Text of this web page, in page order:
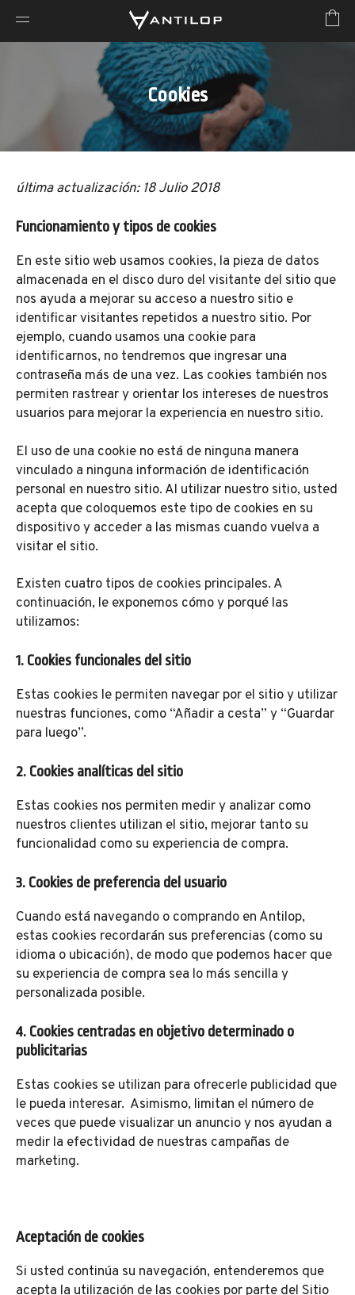
Cookies
última actualización: 18 Julio 2018
Funcionamiento y tipos de cookies
En este sitio web usamos cookies, la pieza de datos
almacenada en el disco duro del visitante del sitio que
nos ayuda a mejorar su acceso a nuestro sitio e
identificar visitantes repetidos a nuestro sitio. Por
ejemplo, cuando usamos una cookie para
identificarnos, no tendremos que ingresar una
contraseña más de una vez. Las cookies también nos
permiten rastrear y orientar los intereses de nuestros
usuarios para mejorar la experiencia en nuestro sitio.
El uso de una cookie no está de ninguna manera
vinculado a ninguna información de identificación
personal en nuestro sitio. Al utilizar nuestro sitio, usted
acepta que coloquemos este tipo de cookies en su
dispositivo y acceder a las mismas cuando vuelva a
visitar el sitio.
Existen cuatro tipos de cookies principales. A
continuación, le exponemos cómo y porqué las
utilizamos:
1. Cookies funcionales del sitio
Estas cookies le permiten navegar por el sitio y utilizar
nuestras funciones, como “Añadir a cesta” y “Guardar
para luego”.
2. Cookies analíticas del sitio
Estas cookies nos permiten medir y analizar como
nuestros clientes utilizan el sitio, mejorar tanto su
funcionalidad como su experiencia de compra.
3. Cookies de preferencia del usuario
Cuando está navegando o comprando en Antilop,
estas cookies recordarán sus preferencias (como su
idioma o ubicación), de modo que podemos hacer que
su experiencia de compra sea lo más sencilla y
personalizada posible.
4. Cookies centradas en objetivo determinado o
publicitarias
Estas cookies se utilizan para ofrecerle publicidad que
le pueda interesar. Asimismo, limitan el número de
veces que puede visualizar un anuncio y nos ayudan a
medir la efectividad de nuestras campañas de
marketing.
Aceptación de cookies
Si usted continúa su navegación, entenderemos que
acepta la utilización de las cookies por parte del Sitio